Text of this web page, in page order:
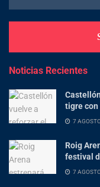
Noticias Recientes
tigre
7
Roig
festival
7